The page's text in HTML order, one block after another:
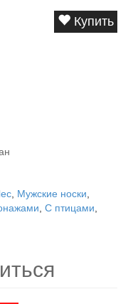
Купить
Мужские носки
С птицами